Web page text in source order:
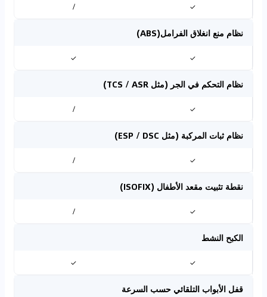
✓
/
نظام منع انغلاق الفرامل(ABS)
✓
✓
نظام التحكم في الجر (مثل TCS / ASR)
✓
/
نظام ثبات المركبة (مثل ESP / DSC)
✓
/
نقطة تثبيت مقعد الأطفال (ISOFIX)
✓
/
الكبح النشط
✓
✓
قفل الأبواب التلقائي حسب السرعة